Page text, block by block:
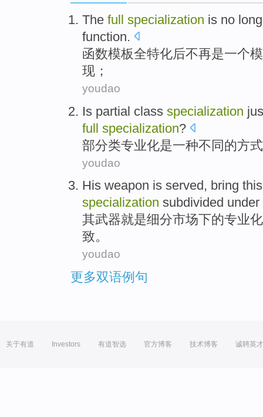
The full specialization is no
function.
函数模板全特化后不再是一个
现；
youdao
Is partial class specialization
full specialization?
部分类专业化是一种不同 的方式
youdao
His weapon is served , bring
specialization subdivided under
其武器就是细分市场下的专业化
致。
youdao
更多双语例句
关于有道 Investors 有道智选 官方博客 技术博客 诚聘英才